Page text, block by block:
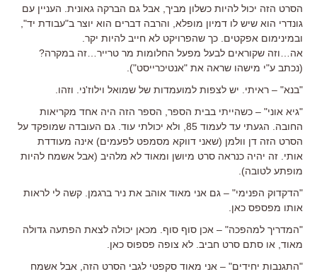
הסרט הזה יכול להיות כשלון מביך, אבל גם הברקה גאונית. העניין עם
גונדרי הוא שיש לו דמיון מופלא, והרבה דברים הוא יוצר ב"עבודת יד",
ובמינימום אפקטים. כך שהפרויקט לא חייב להיות יקר.
אה…וזה שקוראים לבעל מפעל החלומות מר טרייר…זה במקרה?
(נכתב ע"י מישהו שראה את "אנטיכרייסט").
"בנא" – ראיתי. יש לצפות למועמדות של שמואל וילוז'ני. וזהו.
"גיא אוני" – כשהייתי בבית הספר, הספר הזה היה אחד מקריאות
החובה. הגעתי עד לעמוד 85, ולא יכולתי עוד. גם העובדה שמופקד על
הסרט הזה דן וולמן (שאני דווקא מסמפט לפעמים) אינה מעודדת
אותי. זה יהיה כנראה סרט מיושן ומאוד לא מלהיב (אבל אשמח להיות
מופתע לטובה).
"הדקדוק הפנימי" – גם אני מאוד אוהב את ניר ברגמן. קשה לי לראות
אותו מפספס כאן.
"המדריך למהפכה" – אכן סוף סוף. מכאן יכולה לצאת הפתעה גדולה
מאוד, או סתם סרט חביב. לא צופה פספוס כאן.
"התגנבות יחידים" – אני מאוד סקפטי לגבי הסרט הזה, אבל אשמח